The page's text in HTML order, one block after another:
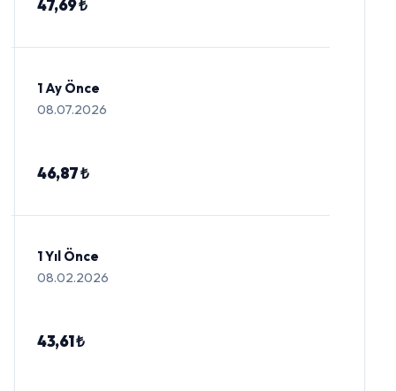
47,69 ₺
1 Ay Önce
08.07.2026
46,87 ₺
1 Yıl Önce
08.02.2026
43,61 ₺